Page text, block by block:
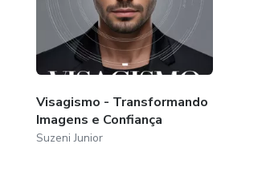
Visagismo - Transformando
Imagens e Confiança
Suzeni Junior